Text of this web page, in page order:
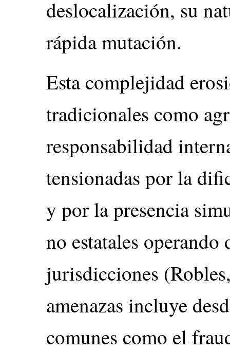
deslocalización, su
rápida mutación.
Esta complejidad
tradicionales como
responsabilidad
tensionadas por la
y por la presencia
no estatales operando
jurisdicciones
amenazas incluye
comunes como el